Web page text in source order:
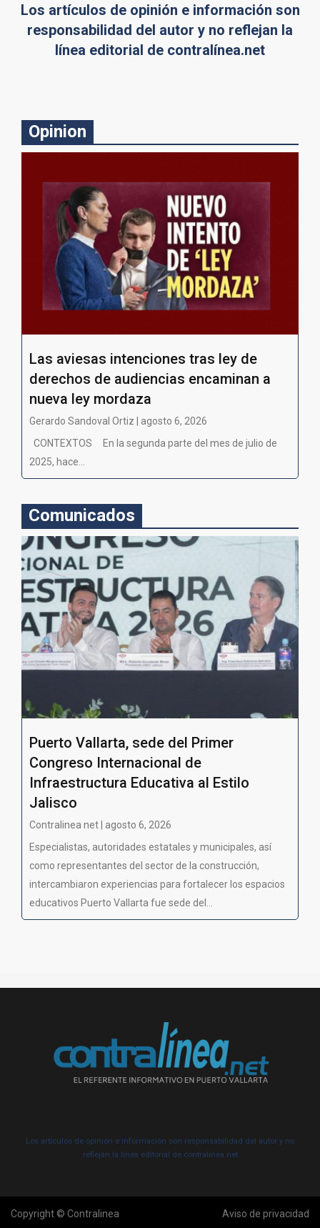
Los artículos de opinión e información son
responsabilidad del autor y no reflejan la
línea editorial de contralínea.net
Opinion
Las aviesas intenciones tras ley de
derechos de audiencias encaminan a
nueva ley mordaza
Gerardo Sandoval Ortiz | agosto 6, 2026
CONTEXTOS En la segunda parte del mes de julio de
2025, hace...
Comunicados
Puerto Vallarta, sede del Primer
Congreso Internacional de
Infraestructura Educativa al Estilo
Jalisco
Contralinea net | agosto 6, 2026
Especialistas, autoridades estatales y municipales, así
como representantes del sector de la construcción,
intercambiaron experiencias para fortalecer los espacios
educativos Puerto Vallarta fue sede del...
Los artículos de opinión e información son responsabilidad del autor y no
reflejan la línea editorial de contralínea.net
Copyright © Contralinea Aviso de privacidad